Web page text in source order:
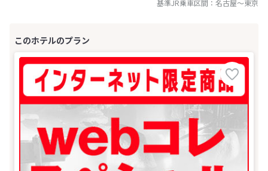
基準JR乗車区間： 名古屋～東京